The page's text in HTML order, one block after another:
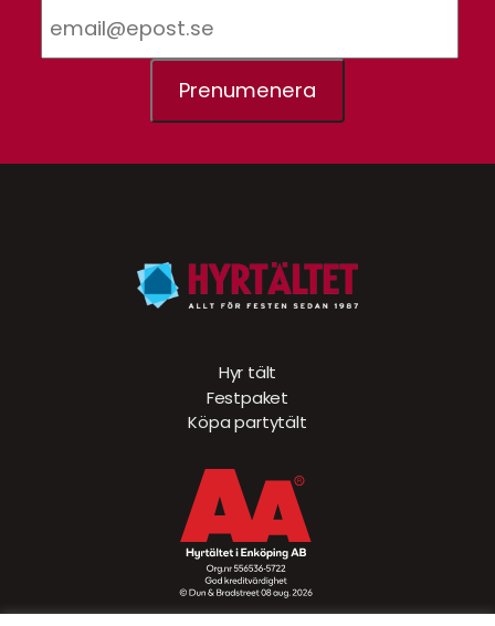
Hyr tält
Festpaket
Köpa partytält